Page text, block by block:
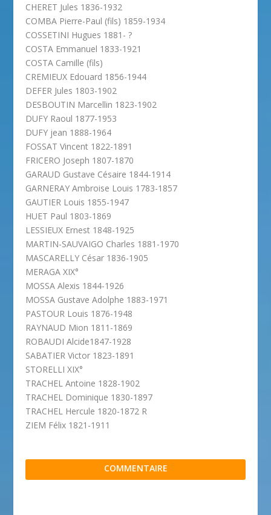
CHERET Jules 1836-1932
COMBA Pierre-Paul (fils) 1859-1934
COSSETINI Hugues 1881- ?
COSTA Emmanuel 1833-1921
COSTA Camille (fils)
CREMIEUX Edouard 1856-1944
DEFER Jules 1803-1902
DESBOUTIN Marcellin 1823-1902
DUFY Raoul 1877-1953
DUFY jean 1888-1964
FOSSAT Vincent 1822-1891
FRICERO Joseph 1807-1870
GARAUD Gustave Césaire 1844-1914
GARNERAY Ambroise Louis 1783-1857
GAUTIER Louis 1855-1947
HUET Paul 1803-1869
LESSIEUX Ernest 1848-1925
MARTIN-SAUVAIGO Charles 1881-1970
MASCARELLY César 1836-1905
MERAGA XIX°
MOSSA Alexis 1844-1926
MOSSA Gustave Adolphe 1883-1971
PASTOUR Louis 1876-1948
RAYNAUD Mion 1811-1869
ROBAUDI Alcide1847-1928
SABATIER Victor 1823-1891
STORELLI XIX°
TRACHEL Antoine 1828-1902
TRACHEL Dominique 1830-1897
TRACHEL Hercule 1820-1872 R
ZIEM Félix 1821-1911
COMMENTAIRE